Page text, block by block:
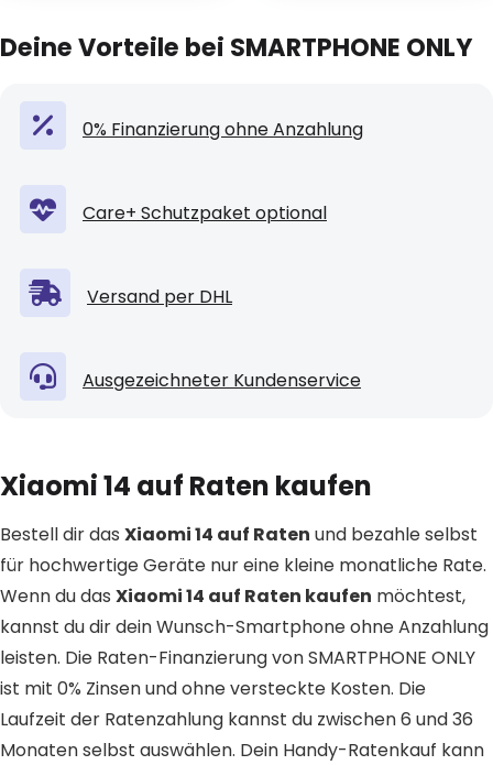
Deine Vorteile bei SMARTPHONE ONLY
0% Finanzierung ohne Anzahlung
Care+ Schutzpaket optional
Versand per DHL
Ausgezeichneter Kundenservice
Xiaomi 14 auf Raten kaufen
Bestell dir das Xiaomi 14 auf Raten und bezahle selbst
für hochwertige Geräte nur eine kleine monatliche Rate.
Wenn du das Xiaomi 14 auf Raten kaufen möchtest,
kannst du dir dein Wunsch-Smartphone ohne Anzahlung
leisten. Die Raten-Finanzierung von SMARTPHONE ONLY
ist mit 0% Zinsen und ohne versteckte Kosten. Die
Laufzeit der Ratenzahlung kannst du zwischen 6 und 36
Monaten selbst auswählen. Dein Handy-Ratenkauf kann